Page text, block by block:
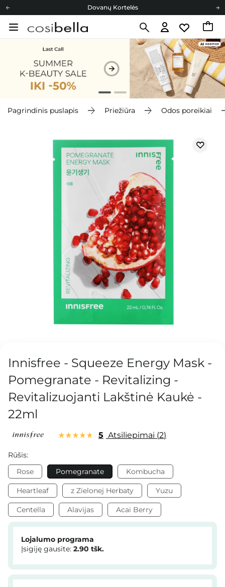
Dovanų Kortelės
Cosibella lojalumo programa
Dovanų Kortelės
Pagrindinis puslapis Priežiūra Odos poreikiai
Innisfree - Squeeze Energy Mask -
Pomegranate - Revitalizing -
Revitalizuojanti Lakštinė Kaukė -
22ml
5 Atsiliepimai 2
Rūšis:
Rose
Pomegranate Kombucha
Heartleaf z Zielonej Herbaty Yuzu
Centella Alavijas Acai Berry
Lojalumo programa
Įsigiję gausite: 2.90 tšk.